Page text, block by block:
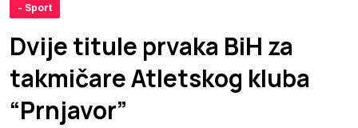
- Sport
Dvije titule prvaka BiH za
takmičare Atletskog kluba
“Prnjavor”